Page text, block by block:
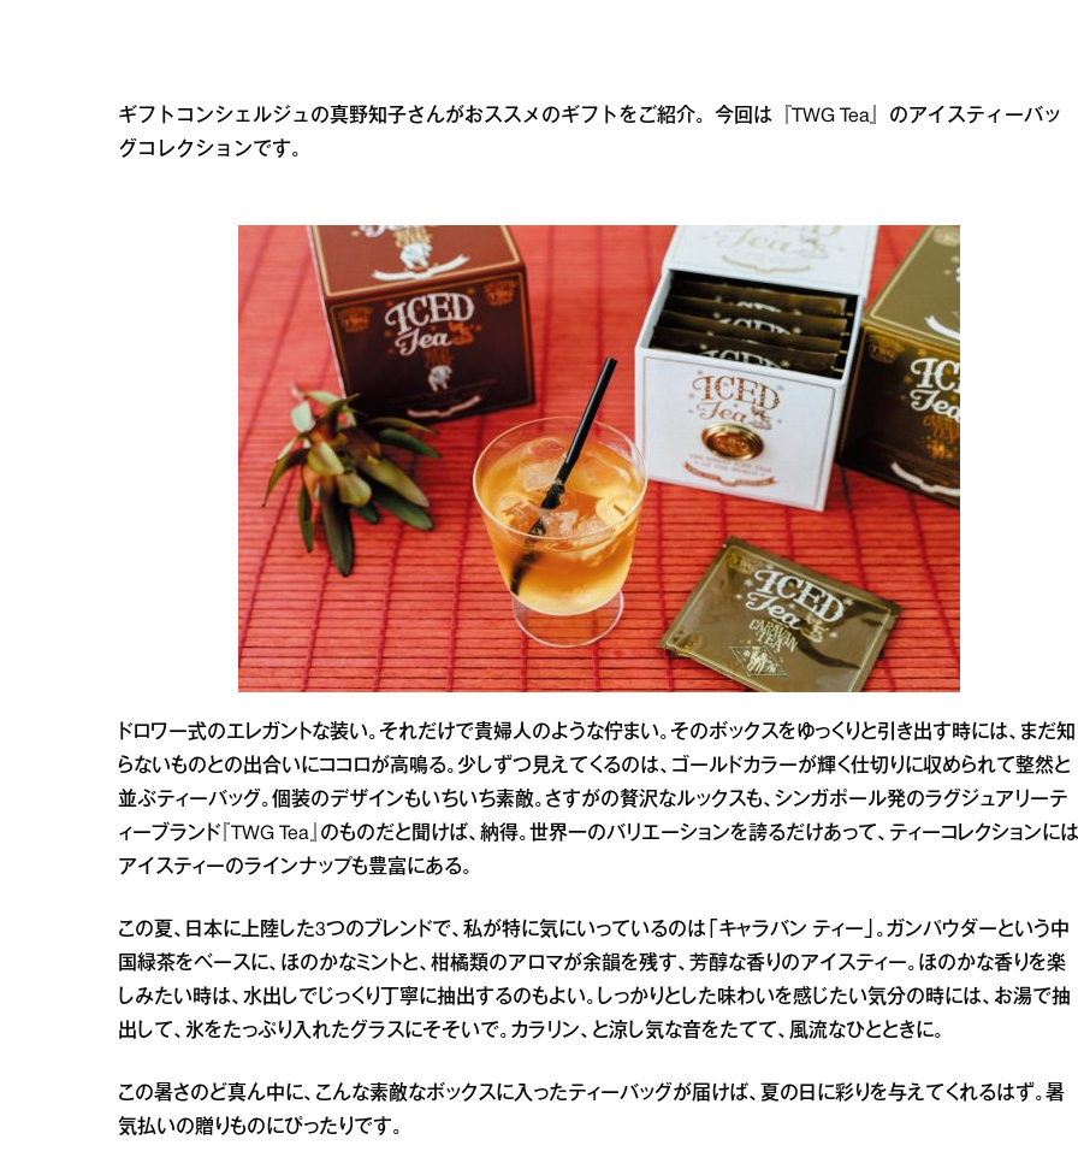
ギフトコンシェルジュの真野知子さんがおススメのギフトをご紹介。今回は『TWG Tea』のアイスティーバッ
グコレクションです。
ドロワー式のエレガントな装い。それだけで貴婦人のような佇まい。そのボックスをゆっくりと引き出す時には、まだ知
らないものとの出合いにココロが高鳴る。少しずつ見えてくるのは、ゴールドカラーが輝く仕切りに収められて整然と
並ぶティーバッグ。個装のデザインもいちいち素敵。さすがの贅沢なルックスも、シンガポール発のラグジュアリーテ
ィーブランド『TWG Tea』のものだと聞けば、納得。世界一のバリエーションを誇るだけあって、ティーコレクションには
アイスティーのラインナップも豊富にある。
この夏、日本に上陸した3つのブレンドで、私が特に気にいっているのは「キャラバン ティー」。ガンパウダーという中
国緑茶をベースに、ほのかなミントと、柑橘類のアロマが余韻を残す、芳醇な香りのアイスティー。ほのかな香りを楽
しみたい時は、水出しでじっくり丁寧に抽出するのもよい。しっかりとした味わいを感じたい気分の時には、お湯で抽
出して、氷をたっぷり入れたグラスにそそいで。カラリン、と涼し気な音をたてて、風流なひとときに。
この暑さのど真ん中に、こんな素敵なボックスに入ったティーバッグが届けば、夏の日に彩りを与えてくれるはず。暑
気払いの贈りものにぴったりです。